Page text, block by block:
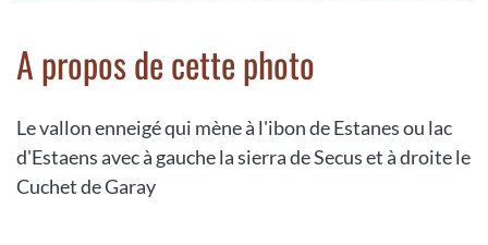
A propos de cette photo
Le vallon enneigé qui mène à l'ibon de Estanes ou lac
d'Estaens avec à gauche la sierra de Secus et à droite le
Cuchet de Garay